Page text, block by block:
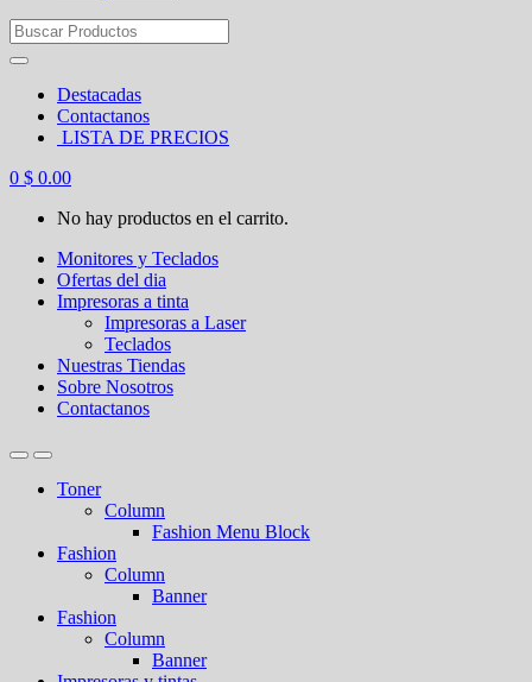
Search
for:
Destacadas
Contactanos
LISTA DE PRECIOS
0 $ 0.00
No hay productos en el carrito.
Monitores y Teclados
Ofertas del dia
Impresoras a tinta
Impresoras a Laser
Teclados
Nuestras Tiendas
Sobre Nosotros
Contactanos
Toner
Column
Fashion Menu Block
Fashion
Column
Banner
Fashion
Column
Banner